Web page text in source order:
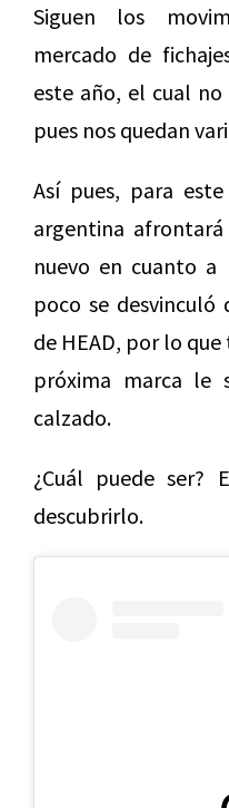
Siguen los
mercado de
este año, el cual
pues nos quedan
Así pues, para
argentina
nuevo en cuanto a
poco se
de HEAD, por lo
próxima marca
calzado.
¿Cuál puede ser?
descubrirlo.